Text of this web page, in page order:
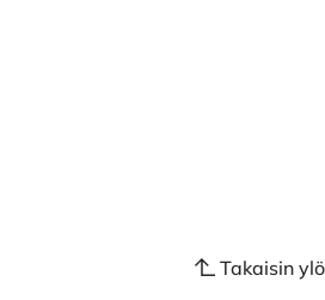
Takaisin